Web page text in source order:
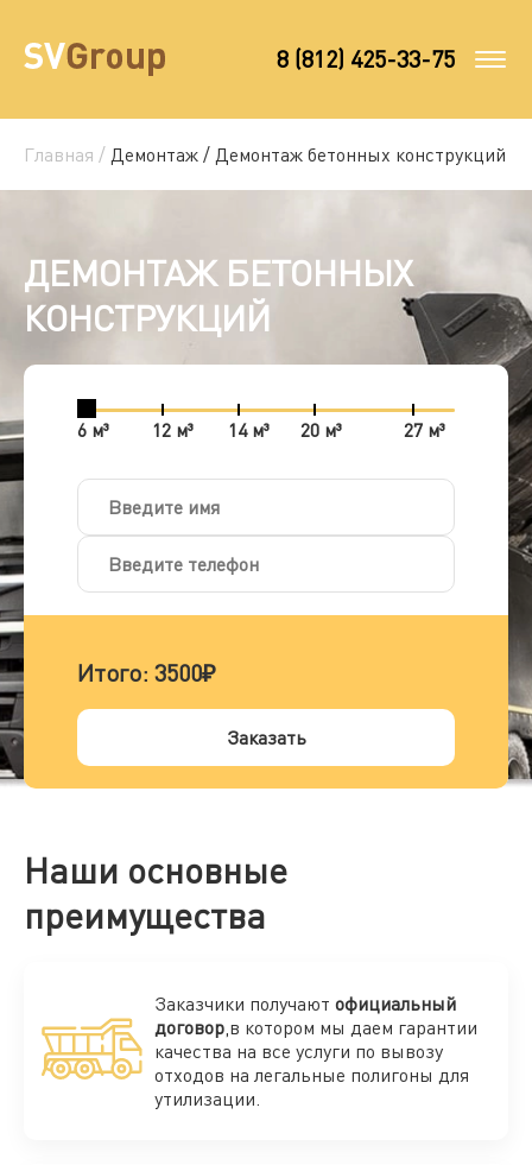
8 (812) 425-33-75
Главная / Демонтаж / Демонтаж бетонных конструкций
ДЕМОНТАЖ БЕТОННЫХ
КОНСТРУКЦИЙ
6 м³ 12 м³ 14 м³ 20 м³ 27 м³
Итого: 3500₽
Заказать
Наши основные
преимущества
Заказчики получают официальный
договор,в котором мы даем гарантии
качества на все услуги по вывозу
отходов на легальные полигоны для
утилизации.